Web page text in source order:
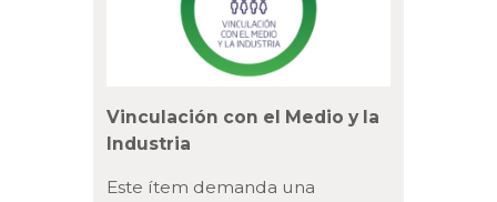
Vinculación con el Medio y la
Industria
Este ítem demanda una